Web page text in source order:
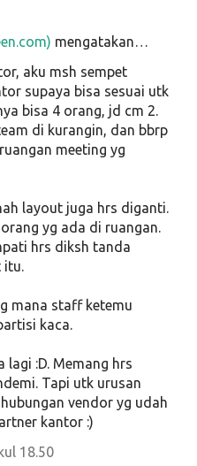
mengatakan…
aku msh sempet
supaya bisa sesuai utk
bisa 4 orang, jd cm 2.
di kurangin, dan bbrp
meeting yg
layout juga hrs diganti.
yg ada di ruangan.
hrs diksh tanda
itu.
mana staff ketemu
kaca.
lagi :D. Memang hrs
Tapi utk urusan
vendor yg udah
kantor :)
18.50